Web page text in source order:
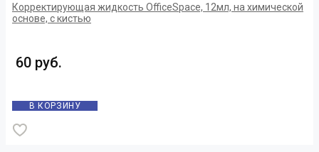
Корректирующая жидкость OfficeSpace, 12мл, на химической
основе, с кистью
60 руб.
В КОРЗИНУ